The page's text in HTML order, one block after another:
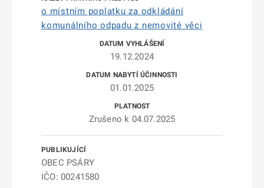
o místním poplatku za odkládání
komunálního odpadu z nemovité věci
19.12.2024
01.01.2025
Zrušeno k 04.07.2025
OBEC PSÁRY
IČO: 00241580